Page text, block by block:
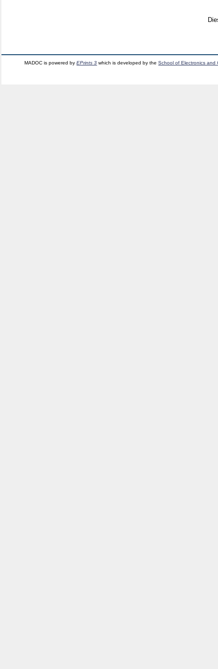
MADOC is powered byEPrints 3 which is developed by theSchool of Electronics and